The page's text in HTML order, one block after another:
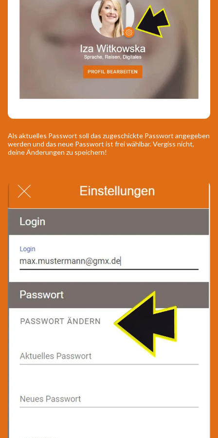
Als aktuelles Passwort soll das zugeschickte Passwort angegeben
werden und das neue Passwort ist frei wählbar. Vergiss nicht,
deine Änderungen zu speichern!